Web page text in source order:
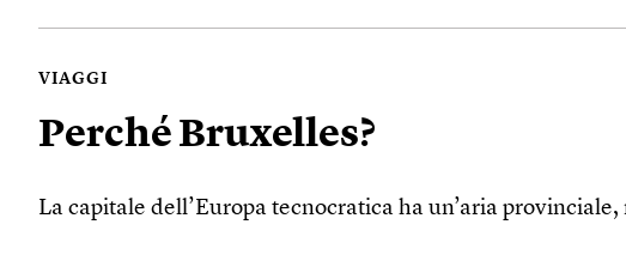
VIAGGI
Perché Bruxelles?
La capitale dell’Europa tecnocratica ha un’aria